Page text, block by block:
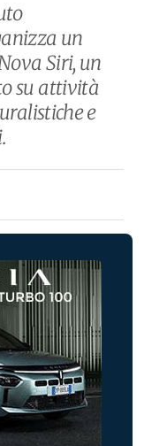
un
Siri, un
su attività
e